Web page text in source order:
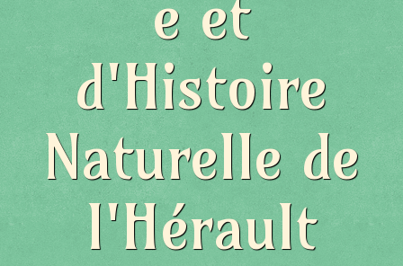
e et
d'Histoire
Naturelle de
l'Hérault